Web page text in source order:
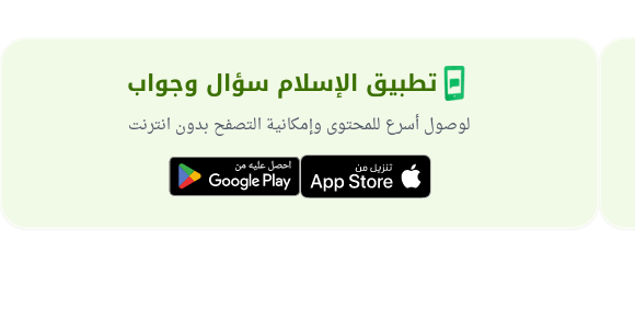
تطبيق الإسلام سؤال وجواب
لوصول أسرع للمحتوى وإمكانية التصفح بدون انترنت